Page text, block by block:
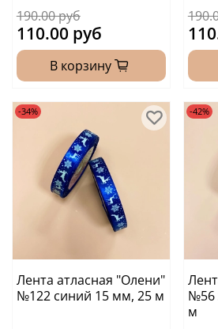
190.00 руб
110.00 руб
В корзину
-34%
Лента атласная "Олени"
№122 синий 15 мм, 25 м
-42%
№56
м